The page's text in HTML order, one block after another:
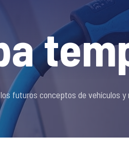
futuros conceptos de vehículos